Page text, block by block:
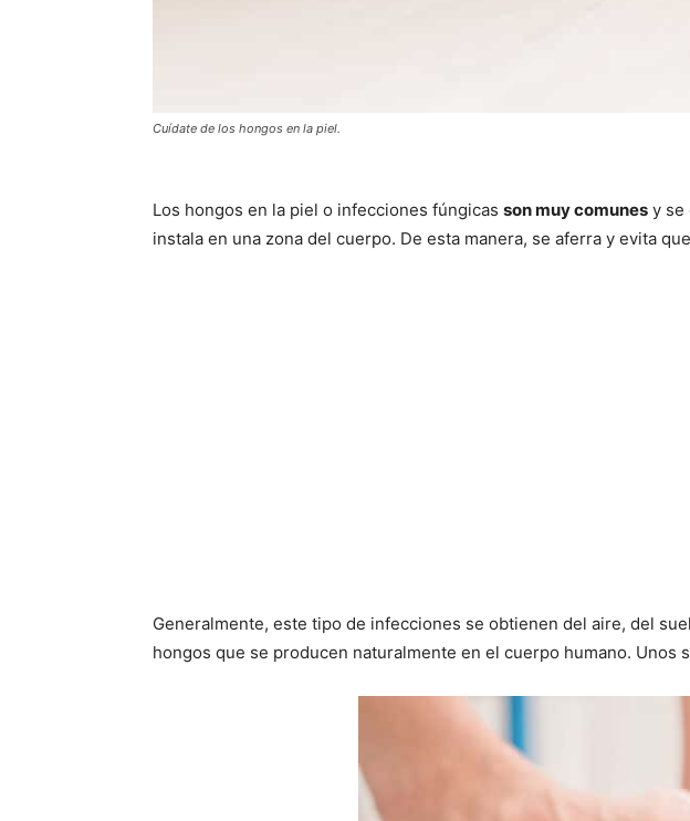
Cuídate de los hongos en la piel.
Los hongos en la piel o infecciones fúngicas son muy comunes y se
instala en una zona del cuerpo. De esta manera, se aferra y evita
Generalmente, este tipo de infecciones se obtienen del aire, del
hongos que se producen naturalmente en el cuerpo humano. Unos